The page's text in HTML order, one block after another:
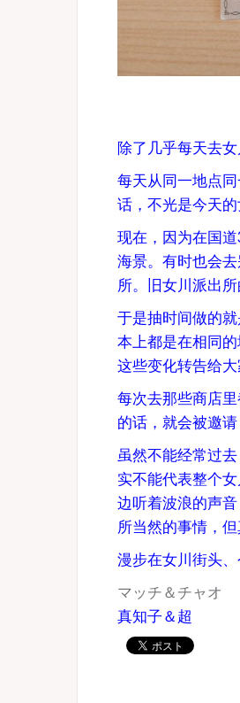
除了几乎每天去
每天从同一地点
话，不光是今天
现在，因为在国
海景。有时也会
所。旧女川派出
于是抽时间做的
本上都是在相同
这些变化转告给大
每次去那些商店
的话，就会被邀
虽然不能经常过
实不能代表整个
边听着波浪的声
所当然的事情，
漫步在女川街头、
マッチ＆チャオ
真知子＆超